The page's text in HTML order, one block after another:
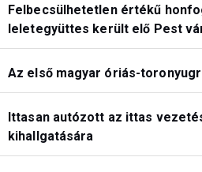
Felbecsülhetetlen értékű
leletegyüttes került elő Pest
Az első magyar óriás-
Ittasan autózott az ittas
kihallgatására